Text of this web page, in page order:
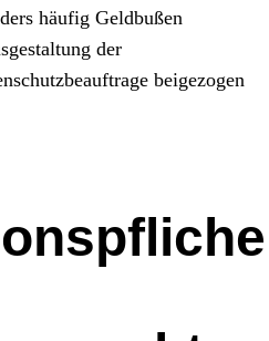
häufig Geldbußen
der
beigezogen